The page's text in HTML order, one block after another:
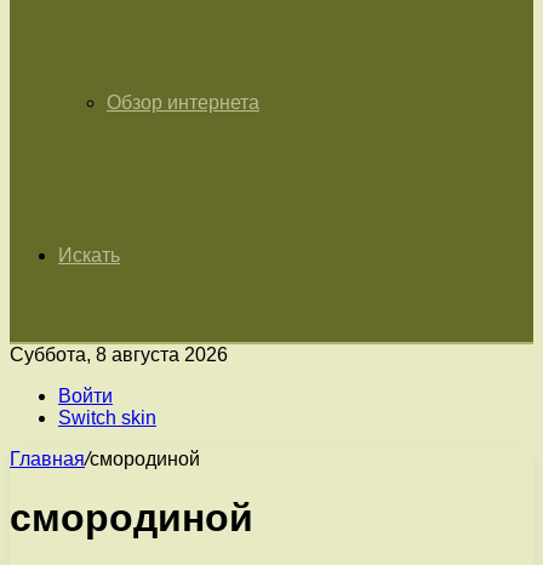
Обзор интернета
Искать
Суббота, 8 августа 2026
Войти
Switch skin
Главная/смородиной
смородиной